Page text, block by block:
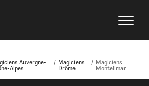
Auvergne-
Alpes
/ Magiciens
Drôme
/ Magiciens
Montelimar